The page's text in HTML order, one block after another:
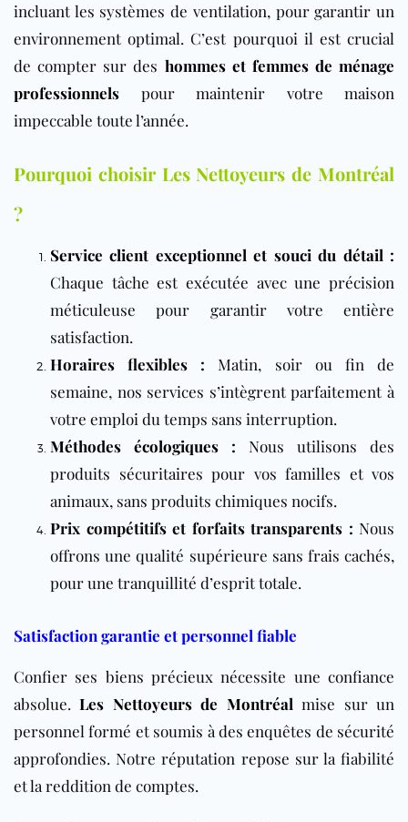
incluant les systèmes de ventilation, pour garantir un
environnement optimal. C’est pourquoi il est crucial
de compter sur des hommes et femmes de ménage
professionnels pour maintenir votre maison
impeccable toute l’année.
Pourquoi choisir Les Nettoyeurs de Montréal
?
Service client exceptionnel et souci du détail :
Chaque tâche est exécutée avec une précision
méticuleuse pour garantir votre entière
satisfaction.
Horaires flexibles : Matin, soir ou fin de
semaine, nos services s’intègrent parfaitement à
votre emploi du temps sans interruption.
Méthodes écologiques : Nous utilisons des
produits sécuritaires pour vos familles et vos
animaux, sans produits chimiques nocifs.
Prix compétitifs et forfaits transparents : Nous
offrons une qualité supérieure sans frais cachés,
pour une tranquillité d’esprit totale.
Satisfaction garantie et personnel fiable
Confier ses biens précieux nécessite une confiance
absolue.Les Nettoyeurs de Montréal mise sur un
personnel formé et soumis à des enquêtes de sécurité
approfondies. Notre réputation repose sur la fiabilité
et la reddition de comptes.